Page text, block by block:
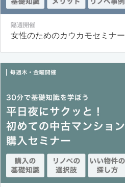
隔週開催
女性のためのカウカモセミナー